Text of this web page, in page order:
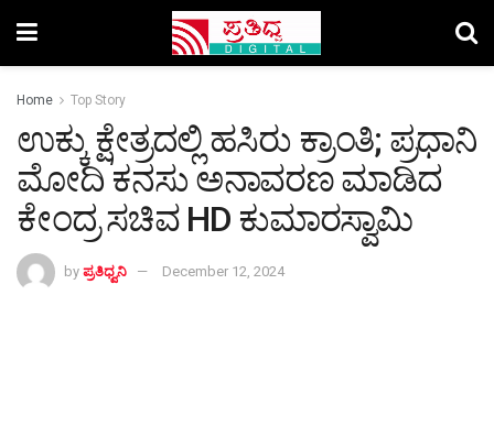
Home Top Story
ಉಕ್ಕು ಕ್ಷೇತ್ರದಲ್ಲಿ ಹಸಿರು ಕ್ರಾಂತಿ; ಪ್ರಧಾನಿ
ಮೋದಿ ಕನಸು ಅನಾವರಣ ಮಾಡಿದ
ಕೇಂದ್ರ ಸಚಿವ HD ಕುಮಾರಸ್ವಾಮಿ
by ಪ್ರತಿಧ್ವನಿ December 12, 2024